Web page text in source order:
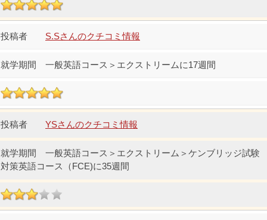
S.Sさんのクチコミ情報
一般英語コース＞エクストリームに17週間
YSさんのクチコミ情報
一般英語コース＞エクストリーム＞ケンブリッジ試験
対策英語コース（FCE)に35週間